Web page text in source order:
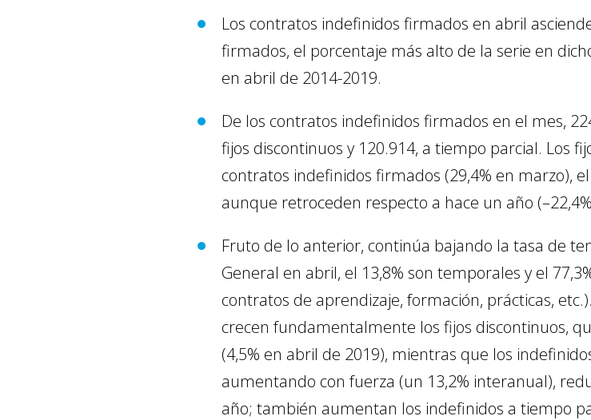
Los contratos indefinidos firmados en abril
firmados, el porcentaje más alto de la serie en
en abril de 2014-2019.
De los contratos indefinidos firmados en el mes,
fijos discontinuos y 120.914, a tiempo parcial. Los
contratos indefinidos firmados (29,4% en marzo),
aunque retroceden respecto a hace un año
Fruto de lo anterior, continúa bajando la tasa de
General en abril, el 13,8% son temporales y el
contratos de aprendizaje, formación, prácticas,
crecen fundamentalmente los fijos discontinuos,
(4,5% en abril de 2019), mientras que los
aumentando con fuerza (un 13,2% interanual),
año; también aumentan los indefinidos a tiempo